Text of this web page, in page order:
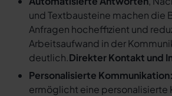
und Textbausteine machen die
Anfragen hocheffizient und
Arbeitsaufwand in der
deutlich.Direkter Kontakt und
Personalisierte Kommunikation:
ermöglicht eine personalisierte